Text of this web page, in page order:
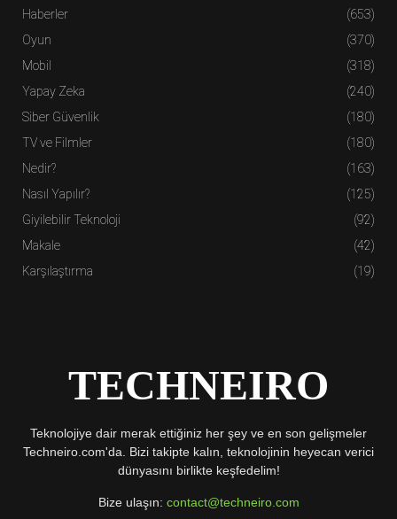
Haberler
(653)
Oyun
(370)
Mobil
(318)
Yapay Zeka
(240)
Siber Güvenlik
(180)
TV ve Filmler
(180)
Nedir?
(163)
Nasıl Yapılır?
(125)
Giyilebilir Teknoloji
(92)
Makale
(42)
Karşılaştırma
(19)
TECHNEIRO
Teknolojiye dair merak ettiğiniz her şey ve en son gelişmeler
Techneiro.com'da. Bizi takipte kalın, teknolojinin heyecan verici
dünyasını birlikte keşfedelim!
Bize ulaşın: contact@techneiro.com